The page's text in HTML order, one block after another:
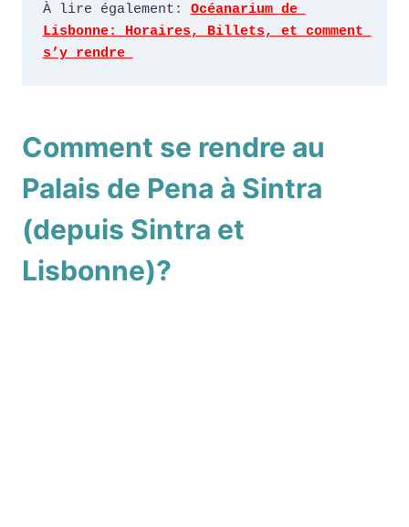
À lire également: Océanarium de
Lisbonne: Horaires, Billets, et comment
s’y rendre
Comment se rendre au
Palais de Pena à Sintra
(depuis Sintra et
Lisbonne)?